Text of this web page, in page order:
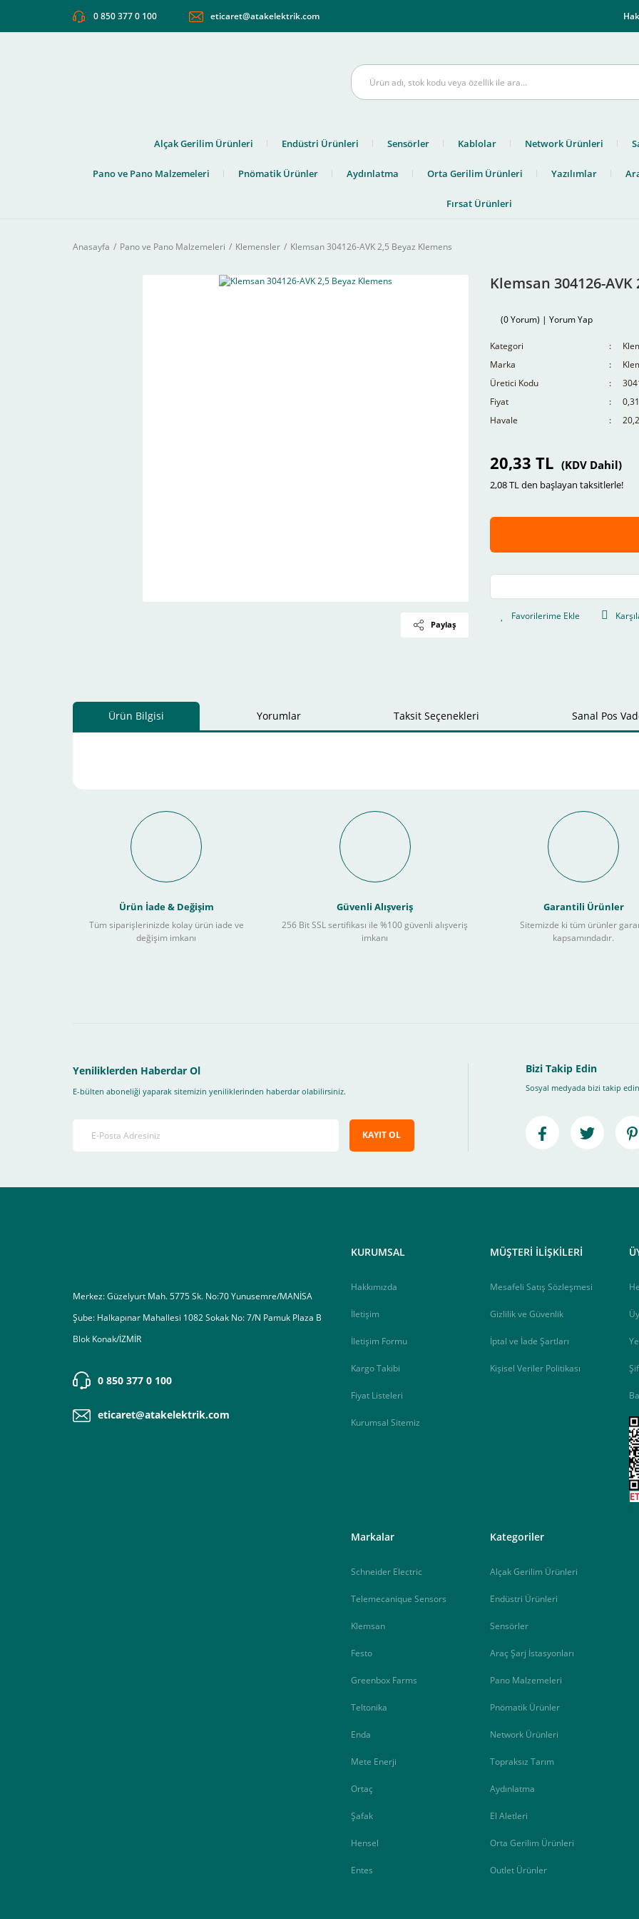
0 850 377 0 100 eticaret@atakelektrik.com
Alçak Gerilim Ürünleri Endüstri Ürünleri Sensörler Kablolar Network Ürünleri
Pano ve Pano Malzemeleri Pnömatik Ürünler Aydınlatma Orta Gerilim Ürünleri Yazılımlar
Fırsat Ürünleri
Anasayfa Pano ve Pano Malzemeleri Klemensler Klemsan 304126-AVK 2,5 Beyaz Klemens
Paylaş
Klemsan 304126-
(0 Yorum) | Yorum Yap
Kategori
Marka
Üretici Kodu
Fiyat
Havale
20,33 TL (KDV Dahil)
2,08 TL den başlayan taksitlerle!
Ürün Bilgisi Yorumlar Taksit Seçenekleri Sanal Pos
Schneider Electric Sanal POS ile Vade Farksız Taksit
Kullanılır ?
Sitemizden yapacağınız tüm alışverişlerde aşağıdaki adımları takip ederek peşin fiyatına 3 Taksit seçenekleri bankaya göre
4-Son olarak siparişi vermiş olduğunuz e-posta adresinize ileteceğimiz link üzerinden tıklayarak 3D Secure güvenli ödeme ile ödemenizi
Ürün İade & Değişim
Tüm siparişlerinizde kolay ürün iade ve
değişim imkanı
Güvenli Alışveriş
256 Bit SSL sertifikası ile %100 güvenli alışveriş
imkanı
Garantili Ürünler
Sitemizde ki tüm ürünler
kapsamındadır.
Yeniliklerden Haberdar Ol
E-bülten aboneliği yaparak sitemizin yeniliklerinden haberdar olabilirsiniz.
KAYIT OL
Bizi Takip Edin
Sosyal medyada bizi takip
Merkez: Güzelyurt Mah. 5775 Sk. No:70 Yunusemre/MANİSA
Şube: Halkapınar Mahallesi 1082 Sokak No: 7/N Pamuk Plaza B
Blok Konak/İZMİR
0 850 377 0 100
eticaret@atakelektrik.com
KURUMSAL
Hakkımızda
İletişim
İletişim Formu
Kargo Takibi
Fiyat Listeleri
Kurumsal Sitemiz
MÜŞTERİ İLİŞKİLERİ
Mesafeli Satış Sözleşmesi
Gizlilik ve Güvenlik
İptal ve İade Şartları
Kişisel Veriler Politikası
Markalar
Schneider Electric
Telemecanique Sensors
Klemsan
Festo
Greenbox Farms
Teltonika
Enda
Mete Enerji
Ortaç
Şafak
Hensel
Entes
Kategoriler
Alçak Gerilim Ürünleri
Endüstri Ürünleri
Sensörler
Araç Şarj İstasyonları
Pano Malzemeleri
Pnömatik Ürünler
Network Ürünleri
Topraksız Tarım
Aydınlatma
El Aletleri
Orta Gerilim Ürünleri
Outlet Ürünler